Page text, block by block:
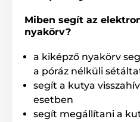
rendelkezik,
impulzuserősséget, a
állapotát. A D-Control 2000
gomb egyéni beállítását.
választható egy a funkciók
Miben segít az
nyakörv?
a kiképző nyakörv
a póráz nélküli
segít a kutya
esetben
segít megállítani a